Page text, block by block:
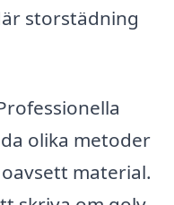
storstädning
olika metoder
material.